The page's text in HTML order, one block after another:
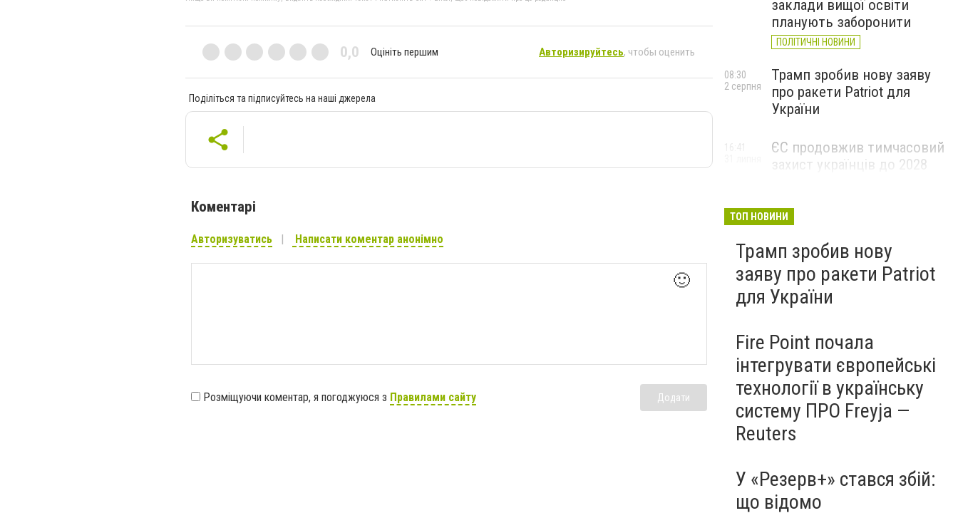
0,0 Оцініть першим Авторизируйтесь, чтобы оценить
Поділіться та підписуйтесь на наші джерела
Коментарі
Авторизуватись Написати коментар анонімно
🙂
Розміщуючи коментар, я погоджуюся з Правилами сайту Додати
заклади вищої освіти
планують заборонити
ПОЛІТИЧНІ НОВИНИ
Трамп зробив нову заяву
про ракети Patriot для
України
08:30
2 серпня
ЄС продовжив тимчасовий
захист українців до 2028
переоформлювати
ТОП НОВИНИ
Трамп зробив нову
заяву про ракети Patriot
для України
Fire Point почала
інтегрувати європейські
технології в українську
систему ПРО Freyja —
Reuters
У «Резерв+» стався збій:
що відомо